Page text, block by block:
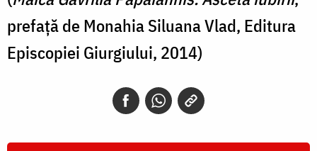
prefață de Monahia Siluana Vlad, Editura
Episcopiei Giurgiului, 2014)